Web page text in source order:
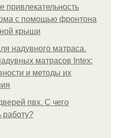
привлекательность
с помощью фронтона
крыши
надувного матраса.
матрасов Intex:
и методы их
пвх. С чего
работу?